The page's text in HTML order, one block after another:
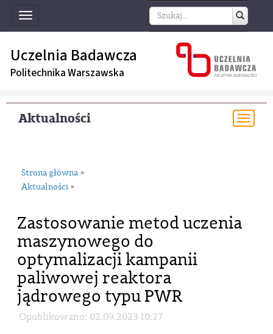
Toggle
navigation
Uczelnia Badawcza
Politechnika Warszawska
Aktualności
Strona główna »
Aktualności »
Zastosowanie metod uczenia
maszynowego do
optymalizacji kampanii
paliwowej reaktora
jądrowego typu PWR
Opublikowano: 02.09.2023 10:27